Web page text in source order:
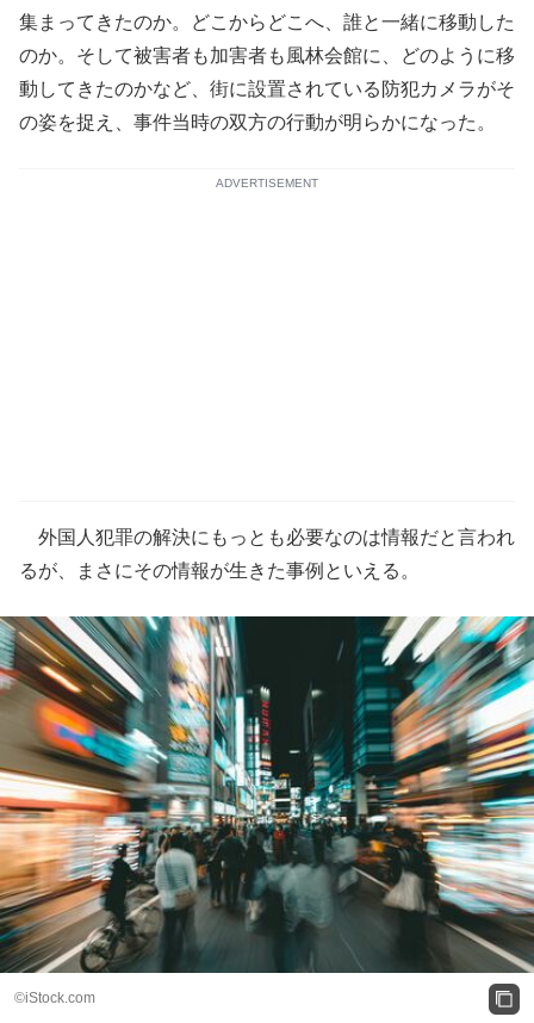
集まってきたのか。どこからどこへ、誰と一緒に移動した
のか。そして被害者も加害者も風林会館に、どのように移
動してきたのかなど、街に設置されている防犯カメラがそ
の姿を捉え、事件当時の双方の行動が明らかになった。
ADVERTISEMENT
外国人犯罪の解決にもっとも必要なのは情報だと言われ
るが、まさにその情報が生きた事例といえる。
©iStock.com